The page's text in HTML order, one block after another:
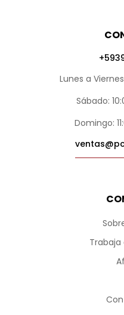
Trabaja
Lunes a
Sábado:
Domingo: